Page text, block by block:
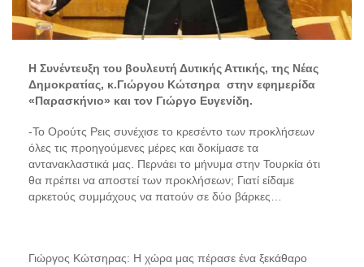
Η Συνέντευξη του βουλευτή Δυτικής Αττικής, της Νέας
Δημοκρατίας, κ.Γιώργου Κώτσηρα στην εφημερίδα
«Παρασκήνιο» και τον Γιώργο Ευγενίδη.
-Το Ορούτς Ρεις συνέχισε το κρεσέντο των προκλήσεων
όλες τις προηγούμενες μέρες και δοκίμασε τα
αντανακλαστικά μας. Περνάει το μήνυμα στην Τουρκία ότι
θα πρέπει να αποστεί των προκλήσεων; Γιατί είδαμε
αρκετούς συμμάχους να πατούν σε δύο βάρκες…
Γιώργος Κώτσηρας: Η χώρα μας πέρασε ένα ξεκάθαρο